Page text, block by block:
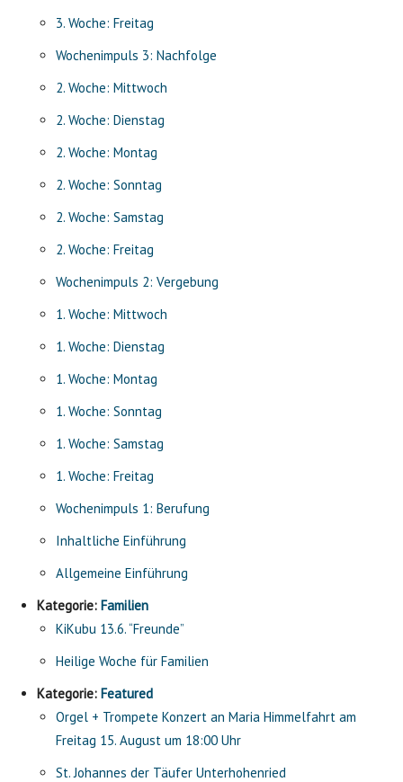
3. Woche: Freitag
Wochenimpuls 3: Nachfolge
2. Woche: Mittwoch
2. Woche: Dienstag
2. Woche: Montag
2. Woche: Sonntag
2. Woche: Samstag
2. Woche: Freitag
Wochenimpuls 2: Vergebung
1. Woche: Mittwoch
1. Woche: Dienstag
1. Woche: Montag
1. Woche: Sonntag
1. Woche: Samstag
1. Woche: Freitag
Wochenimpuls 1: Berufung
Inhaltliche Einführung
Allgemeine Einführung
Kategorie: Familien
KiKubu 13.6. “Freunde”
Heilige Woche für Familien
Kategorie: Featured
Orgel + Trompete Konzert an Maria Himmelfahrt am
Freitag 15. August um 18:00 Uhr
St. Johannes der Täufer Unterhohenried